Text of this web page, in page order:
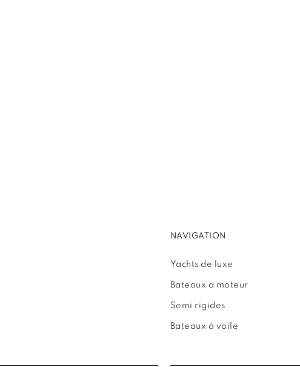
NAVIGATION
Yachts de luxe
Bateaux a moteur
Semi rigides
Bateaux à voile